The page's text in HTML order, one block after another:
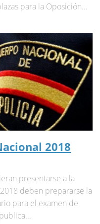
para la Oposición...
2018
presentarse a la
deben prepararse la
para el examen de